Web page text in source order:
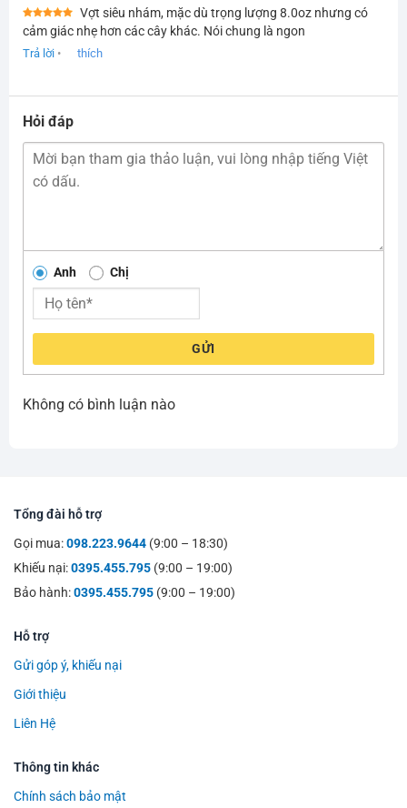
Được xếp
hạng 55
sao
Vợt siêu nhám, mặc dù trọng lượng 8.0oz nhưng có
cảm giác nhẹ hơn các cây khác. Nói chung là ngon
Trả lời • thích
Hỏi đáp
Anh Chị
GỬI
Không có bình luận nào
Tổng đài hỗ trợ
Gọi mua:098.223.9644 (9:00 – 18:30)
Khiếu nại:0395.455.795 (9:00 – 19:00)
Bảo hành:0395.455.795 (9:00 – 19:00)
Hỗ trợ
Gửi góp ý, khiếu nại
Giới thiệu
Liên Hệ
Thông tin khác
Chính sách bảo mật